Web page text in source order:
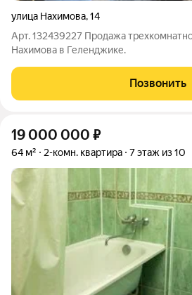
улица Нахимова,14
Арт. 132439227 Продажа
Нахимова в Геленджике.
Позвонить
19 000 000 ₽
64 м² 2-комн. квартира 7 этаж из 10